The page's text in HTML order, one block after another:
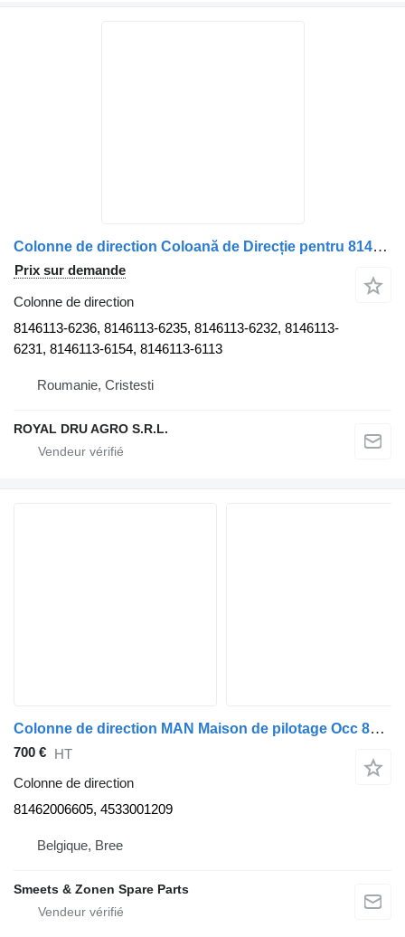
Colonne de direction Coloană de Direcție pentru 8146113-6236 pour camion MAN 8146113-6236 / 8146113-6235 / 8146113-6232 / 8146113-6231 / 8146113-6154 / 8146113-6113
Prix sur demande
Colonne de direction
8146113-6236, 8146113-6235, 8146113-6232, 8146113-
6231, 8146113-6154, 8146113-6113
Roumanie, Cristesti
ROYAL DRU AGRO S.R.L.
Colonne de direction MAN Maison de pilotage Occ 81462006605 pour camion
700 € HT
Colonne de direction
81462006605, 4533001209
Belgique, Bree
Smeets & Zonen Spare Parts